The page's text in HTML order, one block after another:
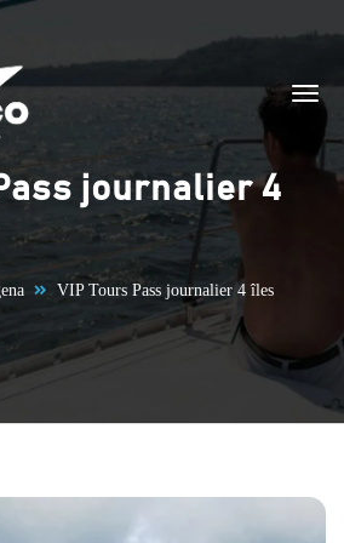
journalier 4
VIP Tours Pass journalier 4 îles